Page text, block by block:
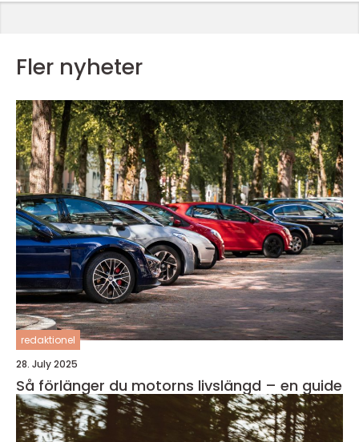
Fler nyheter
redaktionel
28. July 2025
Så förlänger du motorns livslängd – en guide